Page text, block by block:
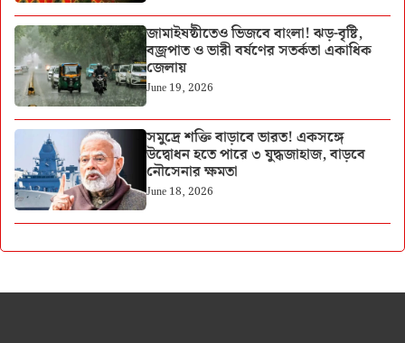
জামাইষষ্ঠীতেও ভিজবে বাংলা! ঝড়-বৃষ্টি,
বজ্রপাত ও ভারী বর্ষণের সতর্কতা একাধিক
জেলায়
June 19, 2026
সমুদ্রে শক্তি বাড়াবে ভারত! একসঙ্গে
উদ্বোধন হতে পারে ৩ যুদ্ধজাহাজ, বাড়বে
নৌসেনার ক্ষমতা
June 18, 2026